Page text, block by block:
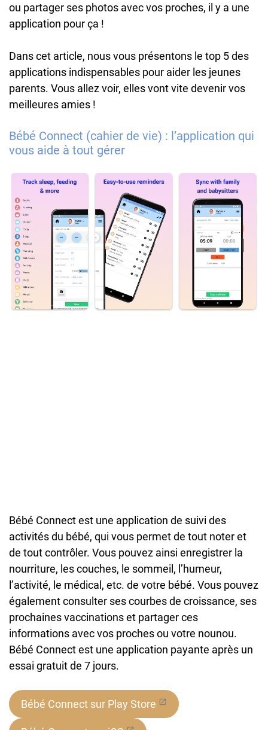
ou partager ses photos avec vos proches, il y a une
application pour ça !
Dans cet article, nous vous présentons le top 5 des
applications indispensables pour aider les jeunes
parents. Vous allez voir, elles vont vite devenir vos
meilleures amies !
Bébé Connect (cahier de vie) : l’application qui
vous aide à tout gérer
Bébé Connect est une application de suivi des
activités du bébé, qui vous permet de tout noter et
de tout contrôler. Vous pouvez ainsi enregistrer la
nourriture, les couches, le sommeil, l’humeur,
l’activité, le médical, etc. de votre bébé. Vous pouvez
également consulter ses courbes de croissance, ses
prochaines vaccinations et partager ces
informations avec vos proches ou votre nounou.
Bébé Connect est une application payante après un
essai gratuit de 7 jours.
Bébé Connect sur Play Store